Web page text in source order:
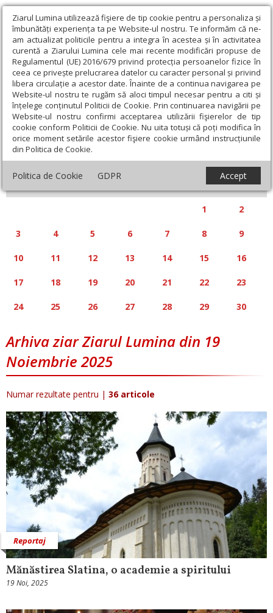
Ziarul Lumina utilizează fişiere de tip cookie pentru a personaliza și
îmbunătăți experiența ta pe Website-ul nostru. Te informăm că ne-
am actualizat politicile pentru a integra în acestea și în activitatea
curentă a Ziarului Lumina cele mai recente modificări propuse de
Regulamentul (UE) 2016/679 privind protecția persoanelor fizice în
ceea ce privește prelucrarea datelor cu caracter personal și privind
libera circulație a acestor date. Înainte de a continua navigarea pe
Website-ul nostru te rugăm să aloci timpul necesar pentru a citi și
înțelege conținutul Politicii de Cookie. Prin continuarea navigării pe
Website-ul nostru confirmi acceptarea utilizării fişierelor de tip
cookie conform Politicii de Cookie. Nu uita totuși că poți modifica în
orice moment setările acestor fişiere cookie urmând instrucțiunile
din Politica de Cookie.
Politica de Cookie GDPR Accept
Calendar articole
« »
NOIEMBRIE 2025
S D
1 2
3 4 5 6 7 8 9
10 11 12 13 14 15 16
17 18 19 20 21 22 23
24 25 26 27 28 29 30
Arhiva ziar Ziarul Lumina din 19
Noiembrie 2025
Numar rezultate pentru | 36 articole
Reportaj
Mănăstirea Slatina, o academie a spiritului
19 Noi, 2025